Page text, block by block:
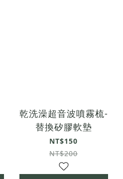
乾洗澡超音波噴霧梳-
替換矽膠軟墊
NT$150
NT$200